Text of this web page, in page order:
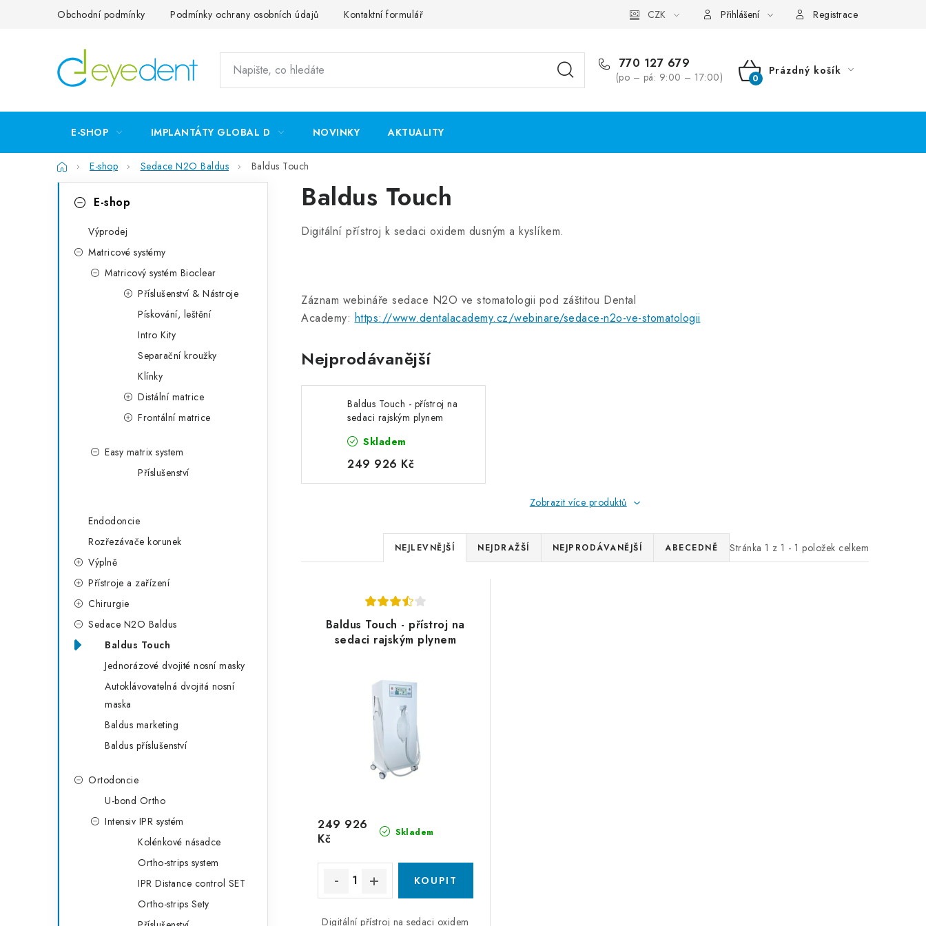
Obchodní podmínky Podmínky ochrany osobních údajů Kontaktní formulář CZK Přihlášení Registrace
770 127 679
(po – pá: 9:00 – 17:00)
NÁKUPNÍ
Prázdný košík
E-SHOP IMPLANTÁTY GLOBAL D NOVINKY AKTUALITY
DomůE-shop Sedace N2O Baldus Baldus Touch
kategorieE-shop
Výprodej
Matricové systémy
Matricový systém Bioclear
Příslušenství & Nástroje
Pískování, leštění
Intro Kity
Separační kroužky
Klínky
Distální matrice
Frontální matrice
Easy matrix system
Příslušenství
Endodoncie
Rozřezávače korunek
Výplně
Přístroje a zařízení
Chirurgie
Sedace N2O Baldus
Baldus Touch
Jednorázové dvojité nosní masky
Autoklávovatelná dvojitá nosní
maska
Baldus marketing
Baldus příslušenství
Ortodoncie
U-bond Ortho
Intensiv IPR systém
Kolénkové násadce
Ortho-strips system
IPR Distance control SET
Ortho-strips Sety
Baldus Touch
Digitální přístroj k sedaci oxidem dusným a kyslíkem.
Záznam webináře sedace N2O ve stomatologii pod záštitou Dental
Academy: https://www.dentalacademy.cz/webinare/sedace-n2o-ve-stomatologii
Nejprodávanější
Baldus Touch - přístroj na
sedaci rajským plynem
Skladem
249 926 Kč
Zobrazit více produktů
Stránka 1 z 1 - 1 položek celkem
Ř
a
z
e
n
í
p
r
o
d
k
t
NEJLEVNĚJŠÍ NEJDRAŽŠÍ NEJPRODÁVANĚJŠÍ ABECEDNĚ
Baldus Touch - přístroj na
sedaci rajským plynem
Skladem
249 926
Kč
Digitální přístroj na sedaci oxidem